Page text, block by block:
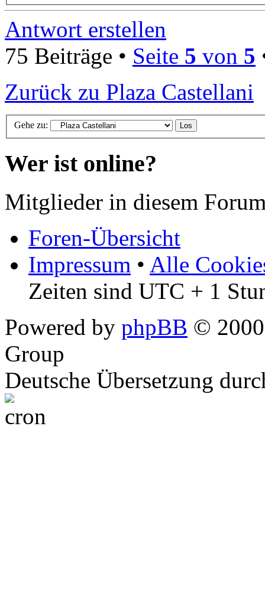
Antwort erstellen
75 Beiträge • Seite 5 von 5
Zurück zu Plaza Castellani
Gehe zu:
Wer ist online?
Mitglieder in diesem
Foren-Übersicht
Impressum • Alle
Zeiten sind UTC + 1
Powered by phpBB ©
Group
Deutsche Übersetzung